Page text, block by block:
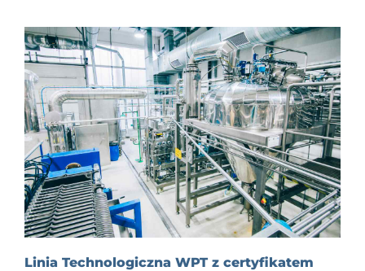
Linia Technologiczna WPT z certyfikatem